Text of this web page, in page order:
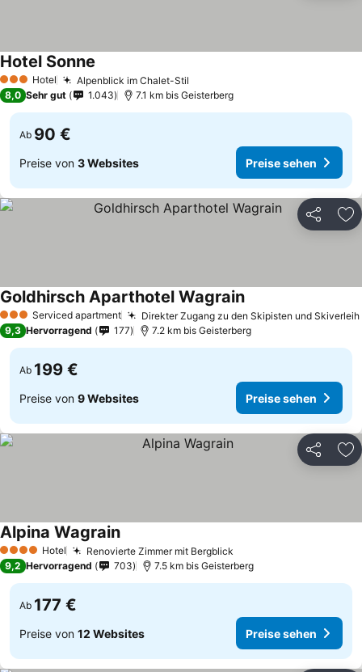
3 SterneHotel Alpenblick im Chalet-Stil
Hotel Sonne
8,0 Sehr gut 1.043 7.1 km bis Geisterberg
Ab 90 €
Preise von 3 Websites Preise sehen
Teilen
3 SterneServiced apartment Direkter Zugang zu den Skipisten und Skiverleih
Goldhirsch Aparthotel Wagrain
9,3 Hervorragend 177 7.2 km bis Geisterberg
Ab 199 €
Preise von 9 Websites Preise sehen
Teilen
4 Sterne Hotel Renovierte Zimmer mit Bergblick
Alpina Wagrain
9,2 Hervorragend 703 7.5 km bis Geisterberg
Ab 177 €
Preise von 12 Websites Preise sehen